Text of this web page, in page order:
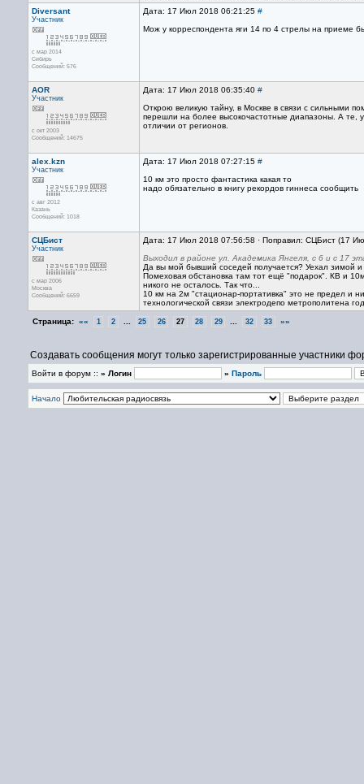
Diversant
Участник
с мар 2014
Сибирь
Сообщений: 576
Дата: 17 Июл 2018 06:21:25 #
Мож у корреспондента яги 14 по 4 стрелы на приеме
AOR
Участник
с окт 2003
Сообщений: 14675
Дата: 17 Июл 2018 06:35:40 #
Открою великую тайну, в Москве в связи с сильными
перешли на более высокочастотные диапазоны. А те,
отличии от регионов.
alex.kzn
Участник
с авг 2012
Казань
Сообщений: 1018
Дата: 17 Июл 2018 07:27:15 #
10 км это просто фантастика какая то
надо обязательно в книгу рекордов гиннеса сообщить
СЦБист
Участник
с мар 2006
Москва
Сообщений: 6659
Дата: 17 Июл 2018 07:56:58 · Поправил: СЦБист (17
Выходил в районе ул. Академика Янгеля, с 6 и с 17
Да вы мой бывший соседей получается? Уехал зимой
Помеховая обстановка там тот ещё "подарок". КВ и
никого не осталось. Так что...
10 км на 2м "стационар-портативка" это не предел и
технологической связи электродепо метрополитена
Страница: «« 1 2 25 26 27 28 29 32 33 »»
Создавать сообщения могут только зарегистрированные участники
Войти в форум :: » Логин » Пароль
Начало